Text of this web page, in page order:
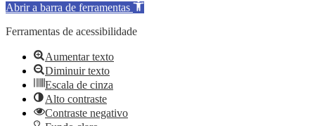
Abrir a barra de ferramentas
Ferramentas de acessibilidade
Aumentar texto
Diminuir texto
Escala de cinza
Alto contraste
Contraste negativo